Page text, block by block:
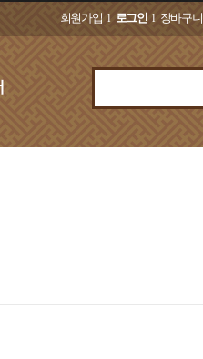
장바구니
l
로그인
l
회원가입